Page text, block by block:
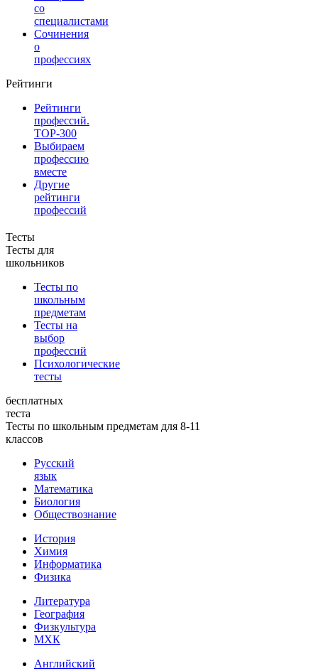
со
специалистами
Сочинения
о
профессиях
Рейтинги
Рейтинги
профессий.
TOP-300
Выбираем
профессию
вместе
Другие
рейтинги
профессий
Тесты
Тесты для
школьников
Тесты по
школьным
предметам
Тесты на
выбор
профессий
Психологические
тесты
бесплатных
теста
Тесты по школьным предметам для 8-11
классов
Русский
язык
Математика
Биология
Обществознание
История
Химия
Информатика
Физика
Литература
География
Физкультура
МХК
Английский